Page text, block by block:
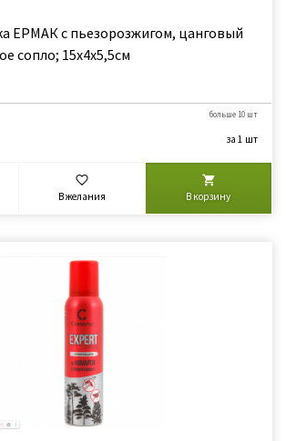
ЕРМАК с пьезорозжигом, цанговый
сопло; 15х4х5,5см
больше 10 шт
за 1 шт
В желания В корзину